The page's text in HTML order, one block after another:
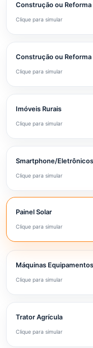
Construção ou
Clique para simular
Construção ou
Clique para simular
Imóveis Rurais
Clique para simular
Smartphone/Eletrônicos
Clique para simular
Painel Solar
Clique para simular
Máquinas
Clique para simular
Trator Agrícula
Clique para simular